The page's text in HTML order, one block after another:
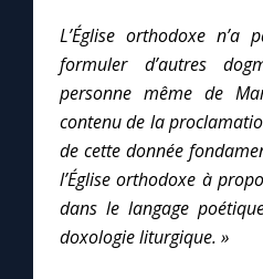
L’Église orthodoxe n’a
formuler d’autres
personne même de
contenu de la
de cette donnée
l’Église orthodoxe à
dans le langage
doxologie liturgique. »